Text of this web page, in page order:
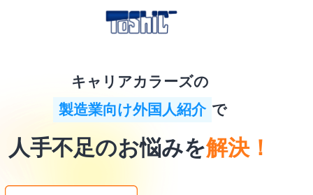
キャリアカラーズの
製造業向け外国人紹介 で
人手不足のお悩みを解決！